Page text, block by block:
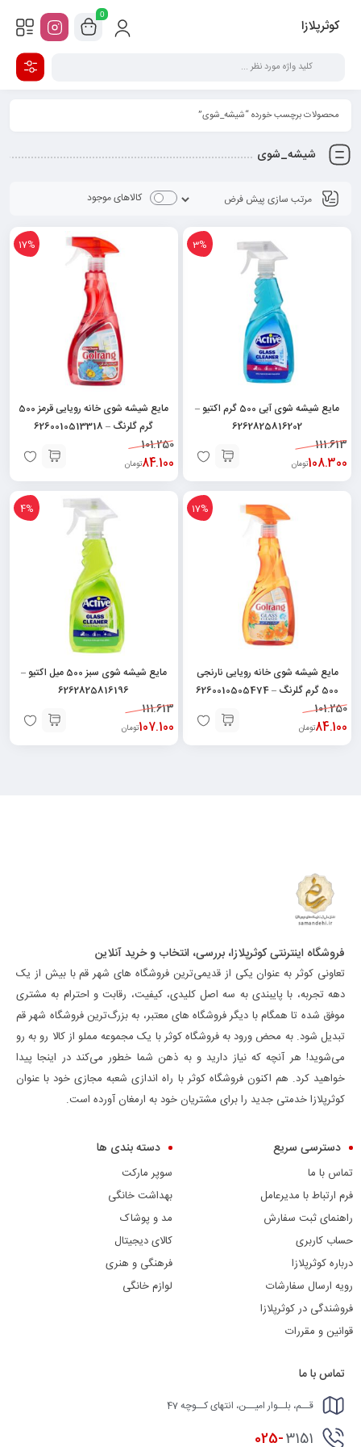
کوثرپلازا
0
محصولات برچسب خورده “شیشه_شوی”
شیشه_شوی
کالاهای موجود
3%
مایع شیشه شوی آبی 500 گرم اکتیو –
6262825816202
111.613
108.300تومان
17%
مایع شیشه شوی خانه رویایی قرمز 500
گرم گلرنگ – 6260010513318
101.250
84.100تومان
17%
مایع شیشه شوی خانه رویایی نارنجی
500 گرم گلرنگ – 6260010505474
101.250
84.100تومان
4%
مایع شیشه شوی سبز 500 میل اکتیو –
6262825816196
111.613
107.100تومان
فروشگاه اینترنتی کوثرپلازا، بررسی، انتخاب و خرید آنلاین
تعاونی کوثر به عنوان یکی از قدیمی‌ترین فروشگاه های شهر قم با بیش از یک
دهه تجربه، با پایبندی به سه اصل کلیدی، کیفیت، رقابت و احترام به مشتری
موفق شده تا همگام با دیگر فروشگاه های معتبر، به بزرگ‌ترین فروشگاه شهر قم
تبدیل شود. به محض ورود به فروشگاه کوثر با یک مجموعه مملو از کالا رو به رو
می‌شوید! هر آنچه که نیاز دارید و به ذهن شما خطور می‌کند در اینجا پیدا
خواهید کرد. هم اکنون فروشگاه کوثر با راه اندازی شعبه مجازی خود با عنوان
کوثرپلازا خدمتی جدید را برای مشتریان خود به ارمغان آورده است.
دسترسی سریع
تماس با ما
فرم ارتباط با مدیرعامل
راهنمای ثبت سفارش
حساب کاربری
درباره کوثرپلازا
رویه ارسال سفارشات
فروشندگی در کوثرپلازا
قوانین و مقررات
دسته بندی ها
سوپر مارکت
بهداشت خانگی
مد و پوشاک
کالای دیجیتال
فرهنگی و هنری
لوازم خانگی
تماس با ما
قــم، بلــوار امیــن، انتهای کــوچه 47
025-3151